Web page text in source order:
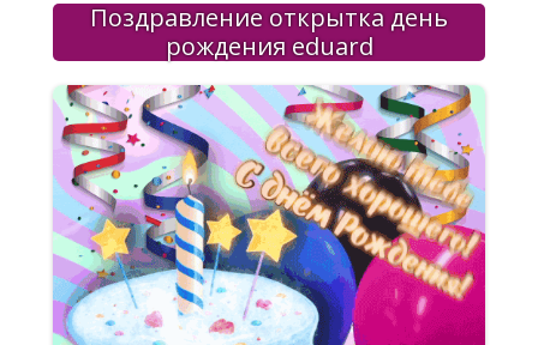
Поздравление открытка день
рождения eduard